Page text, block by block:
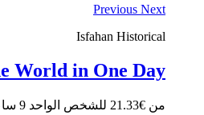
Previous Next
Isfahan Historical
World in One Day
من €21.33 للشخص الواحد 9 ساعات